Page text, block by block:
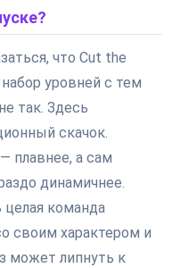
что Cut the
уровней с тем
так. Здесь
скачок.
плавнее, а сам
динамичнее.
целая команда
своим характером и
может липнуть к